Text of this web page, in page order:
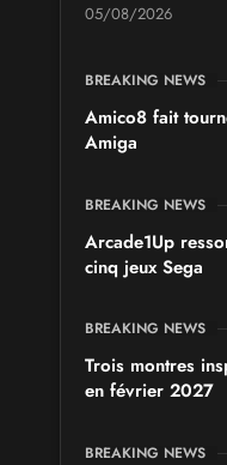
05/08/2026
BREAKING NEWS
Amico8 fait
Amiga
BREAKING NEWS
Arcade1Up
cinq jeux Sega
BREAKING NEWS
Trois montres
en février 2027
BREAKING NEWS